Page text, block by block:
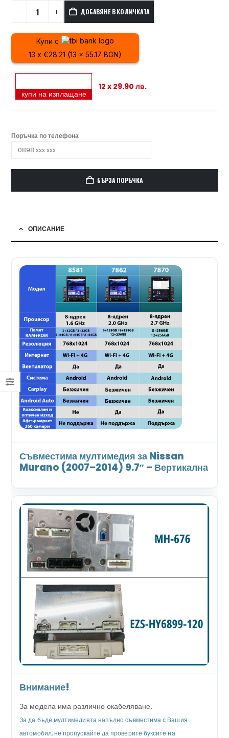
ДОБАВЯНЕ В КОЛИЧКАТА
Купи с
13 x €28.21 (13 x 55.17 BGN)
купи на изплащане
12 x 29.90 лв.
Поръчка по телефона
БЪРЗА ПОРЪЧКА
ОПИСАНИЕ
Съвместима мултимедия за Nissan
Murano (2007–2014) 9.7″ – Вертикална
Внимание!
За модела има различно окабеляване.
За да бъде мултимедията напълно съвместима с Вашия
автомобил, не пропускайте да проверите буксите на